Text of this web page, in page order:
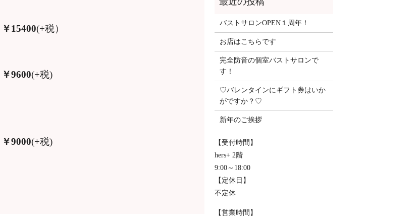
￥15400(+税）
￥9600(+税)
￥9000(+税)
バストサロンOPEN１周年！
お店はこちらです
完全防音の個室バストサロンで
す！
♡バレンタインにギフト券はいか
がですか？♡
新年のご挨拶
【受付時間】
hers+ 2階
9:00～18:00
【定休日】
不定休
【営業時間】